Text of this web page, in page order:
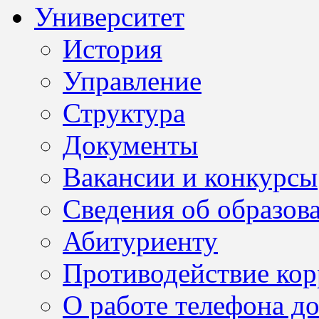
Университет
История
Управление
Структура
Документы
Вакансии и конкурсы
Сведения об
Абитуриенту
Противодействие
О работе телефона